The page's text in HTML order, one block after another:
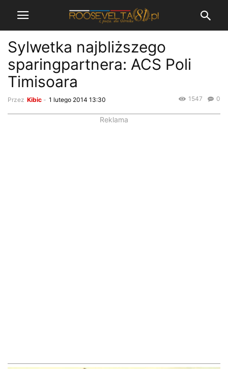
Sylwetka najbliższego
sparingpartnera: ACS Poli
Timisoara
Przez Kibic - 1 lutego 2014 13:30 0
1547